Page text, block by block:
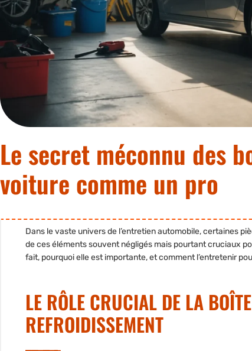
Le secret méconnu des
voiture comme un pro
Dans le vaste univers de l’entretien automobile, certaines
de ces éléments souvent négligés mais pourtant cruciaux
fait, pourquoi elle est importante, et comment l’entretenir
LE RÔLE CRUCIAL DE LA
REFROIDISSEMENT